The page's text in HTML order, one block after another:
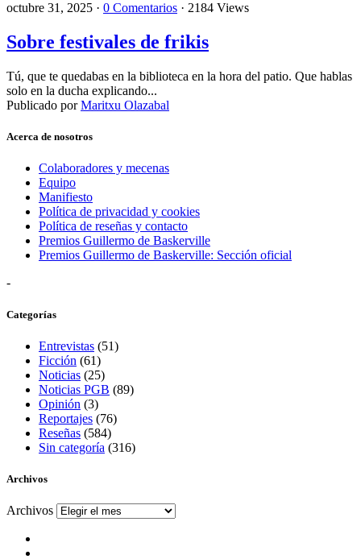
octubre 31, 2025 · 0 Comentarios · 2184 Views
Sobre festivales de frikis
Tú, que te quedabas en la biblioteca en la hora del patio. Que hablas
solo en la ducha explicando...
Publicado porMaritxu Olazabal
Acerca de nosotros
Colaboradores y mecenas
Equipo
Manifiesto
Política de privacidad y cookies
Política de reseñas y contacto
Premios Guillermo de Baskerville
Premios Guillermo de Baskerville: Sección oficial
-
Categorías
Entrevistas (51)
Ficción (61)
Noticias (25)
Noticias PGB (89)
Opinión (3)
Reportajes (76)
Reseñas (584)
Sin categoría (316)
Archivos
Archivos